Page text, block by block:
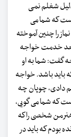
شغلم نمی
است که شما می
را چنین آموخته
خدمت خواجه
گفت: شما به او
باید باشد. خواجه
دادی، چوپان چه
که شما می گویی،
من شخصی را که
بودم که باید در